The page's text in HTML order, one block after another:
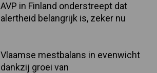
AVP in Finland onderstreept dat
alertheid belangrijk is, zeker nu
Vlaamse mestbalans in evenwicht
dankzij groei van